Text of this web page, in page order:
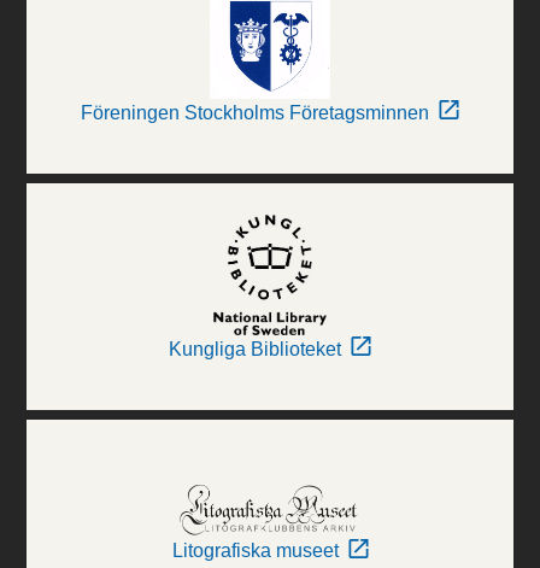
Föreningen Stockholms Företagsminnen
Kungliga Biblioteket
Litografiska museet